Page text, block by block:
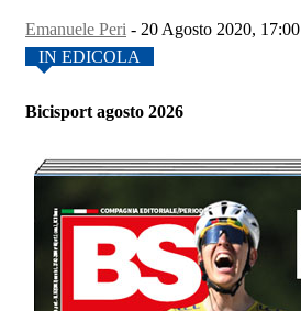
Emanuele Peri - 20 Agosto 2020, 17:00
IN EDICOLA
Bicisport agosto 2026